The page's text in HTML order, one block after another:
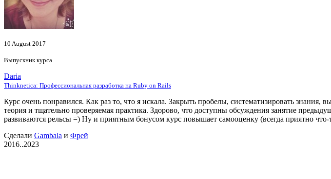
10 August 2017
Выпускник курса
Daria
Thinknetica: Профессиональная разработка на Ruby on Rails
Курс очень понравился. Как раз то, что я искала. Закрыть пробелы, систематизировать
теория и тщательно проверяемая практика. Здорово, что доступны обсуждения занятие
развиваются рельсы =) Ну и приятным бонусом курс повышает самооценку (всегда приятно
Сделали Gambala и Фрей
2016..2023